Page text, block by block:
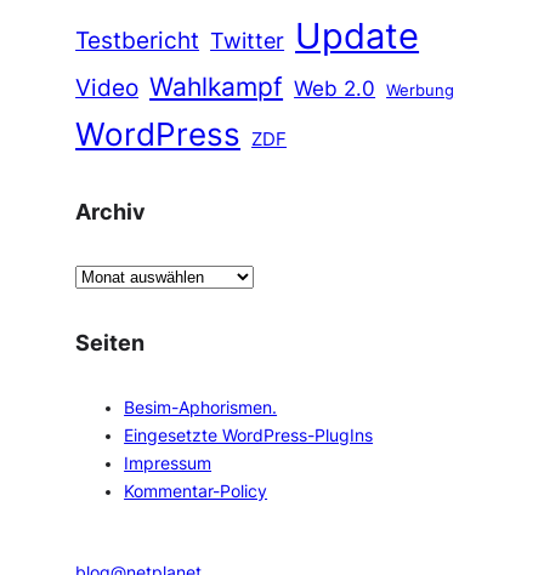
Testbericht Twitter Update
Video Wahlkampf Web 2.0 Werbung
WordPress ZDF
Archiv
A
c
Seiten
Besim-Aphorismen.
Eingesetzte WordPress-PlugIns
Impressum
Kommentar-Policy